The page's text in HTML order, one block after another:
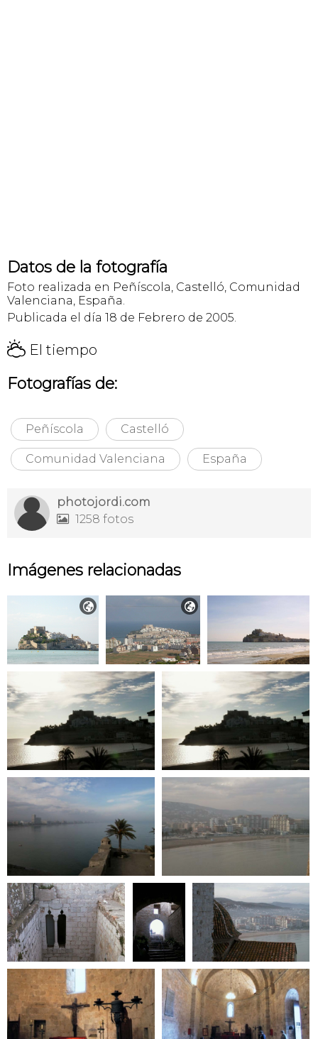
Datos de la fotografía
Foto realizada en Peñíscola, Castelló, Comunidad
Valenciana, España.
Publicada el día 18 de Febrero de 2005.
H El tiempo
Fotografías de:
Peñíscola Castelló
Comunidad Valenciana España
photojordi.com
 1258 fotos
Imágenes relacionadas
 